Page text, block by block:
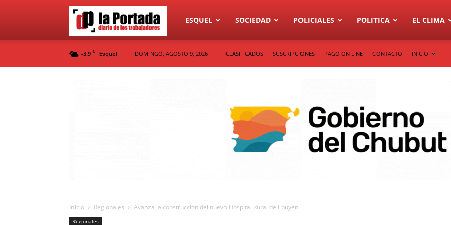
Diario
ESQUEL SOCIEDAD POLICIALES POLITICA EL CLIMA
-3.9 C Esquel DOMINGO, AGOSTO 9, 2026 CLASIFICADOS SUSCRIPCIONES PAGO ON LINE CONTACTO INICIO
Inicio Regionales Avanza la construcción del nuevo Hospital Rural de Epuyén
Regionales